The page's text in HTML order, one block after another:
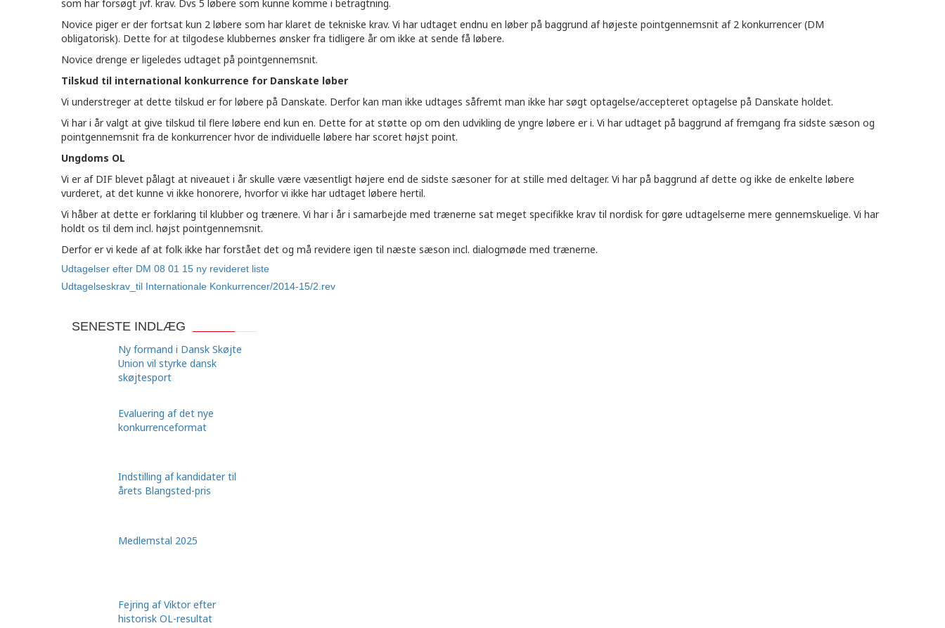
som har forsøgt jvf. krav. Dvs 5 løbere som kunne komme i betragtning.
Novice piger er der fortsat kun 2 løbere som har klaret de tekniske krav. Vi har udtaget endnu en løber på baggrund af højeste pointgennemsnit af 2 konkurrencer (DM
obligatorisk). Dette for at tilgodese klubbernes ønsker fra tidligere år om ikke at sende få løbere.
Novice drenge er ligeledes udtaget på pointgennemsnit.
Tilskud til international konkurrence for Danskate løber
Vi understreger at dette tilskud er for løbere på Danskate. Derfor kan man ikke udtages såfremt man ikke har søgt optagelse/accepteret optagelse på Danskate holdet.
Vi har i år valgt at give tilskud til flere løbere end kun en. Dette for at støtte op om den udvikling de yngre løbere er i. Vi har udtaget på baggrund af fremgang fra sidste sæson og
pointgennemsnit fra de konkurrencer hvor de individuelle løbere har scoret højst point.
Ungdoms OL
Vi er af DIF blevet pålagt at niveauet i år skulle være væsentligt højere end de sidste sæsoner for at stille med deltager. Vi har på baggrund af dette og ikke de enkelte løbere
vurderet, at det kunne vi ikke honorere, hvorfor vi ikke har udtaget løbere hertil.
Vi håber at dette er forklaring til klubber og trænere. Vi har i år i samarbejde med trænerne sat meget specifikke krav til nordisk for gøre udtagelserne mere gennemskuelige. Vi har
holdt os til dem incl. højst pointgennemsnit.
Derfor er vi kede af at folk ikke har forstået det og må revidere igen til næste sæson incl. dialogmøde med trænerne.
Udtagelser efter DM 08 01 15 ny revideret liste
Udtagelseskrav_til Internationale Konkurrencer/2014-15/2.rev
SENESTE INDLÆG
Ny formand i Dansk Skøjte
Union vil styrke dansk
skøjtesport
Evaluering af det nye
konkurrenceformat
Indstilling af kandidater til
årets Blangsted-pris
Medlemstal 2025
Fejring af Viktor efter
historisk OL-resultat